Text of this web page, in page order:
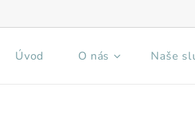
Úvod O nás Naše